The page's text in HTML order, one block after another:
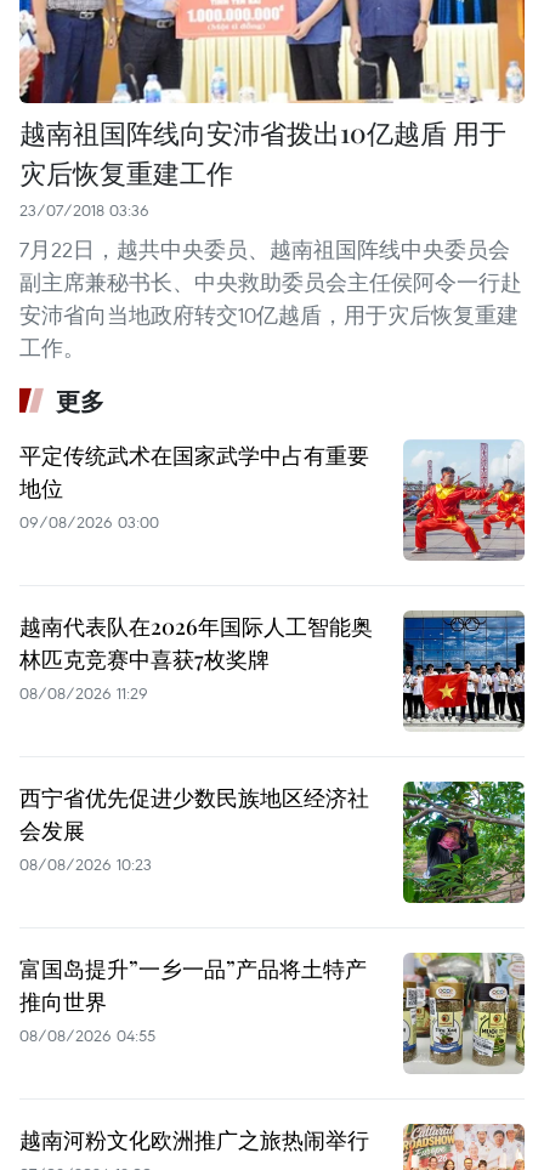
越南祖国阵线向安沛省拨出10亿越盾 用于
灾后恢复重建工作
23/07/2018 03:36
7月22日，越共中央委员、越南祖国阵线中央委员会
副主席兼秘书长、中央救助委员会主任侯阿令一行赴
安沛省向当地政府转交10亿越盾，用于灾后恢复重建
工作。
更多
平定传统武术在国家武学中占有重要
地位
09/08/2026 03:00
越南代表队在2026年国际人工智能奥
林匹克竞赛中喜获7枚奖牌
08/08/2026 11:29
西宁省优先促进少数民族地区经济社
会发展
08/08/2026 10:23
富国岛提升”一乡一品”产品将土特产
推向世界
08/08/2026 04:55
越南河粉文化欧洲推广之旅热闹举行